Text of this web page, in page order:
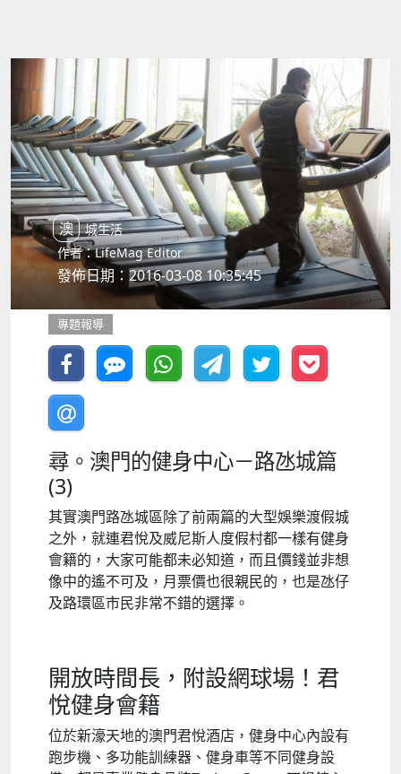
澳城生活
作者：LifeMag Editor
發佈日期：2016-03-08 10:35:45
專題報導
尋。澳門的健身中心－路氹城篇
(3)
其實澳門路氹城區除了前兩篇的大型娛樂渡假城
之外，就連君悅及威尼斯人度假村都一樣有健身
會籍的，大家可能都未必知道，而且價錢並非想
像中的遙不可及，月票價也很親民的，也是氹仔
及路環區市民非常不錯的選擇。
開放時間長，附設網球場！君
悅健身會籍
位於新濠天地的澳門君悅酒店，健身中心內設有
跑步機、多功能訓練器、健身車等不同健身設